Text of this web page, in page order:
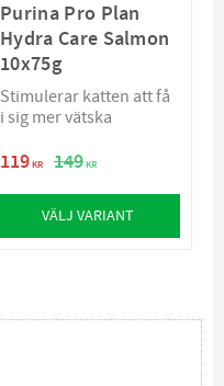
Purina Pro Plan
Hydra Care Salmon
10x75g
Stimulerar katten att få
i sig mer vätska
119KR 149KR
VÄLJ VARIANT